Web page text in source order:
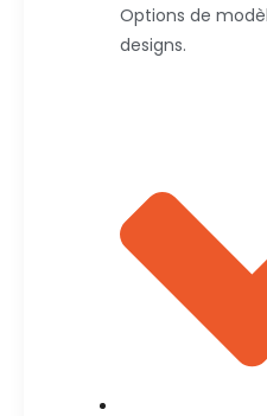
Options de
designs.